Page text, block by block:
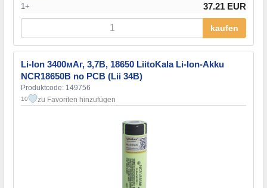
1+ 37.21 EUR
kaufen
Li-Ion 3400мАг, 3,7В, 18650 LiitoKala Li-Ion-Akku
NCR18650B no PCB (Lii 34B)
Produktcode: 149756
10 zu Favoriten hinzufügen